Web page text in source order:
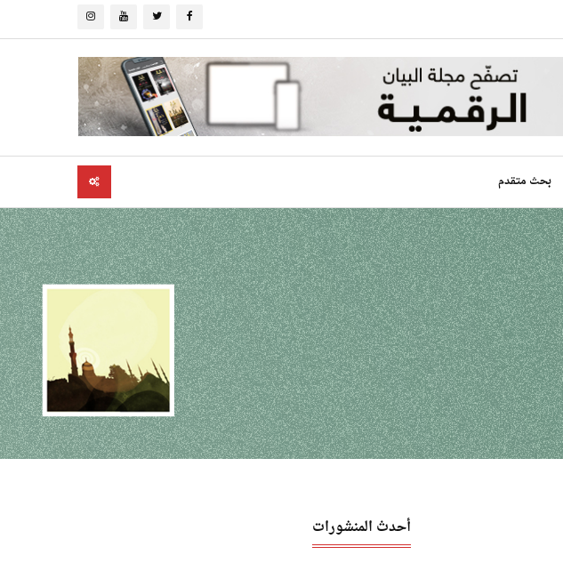
بحث متقدم
أحدث المنشورات